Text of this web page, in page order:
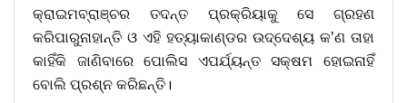
କ୍ରାଇମବ୍ରାଞ୍ଚର ତଦନ୍ତ ପ୍ରକ୍ରିୟାକୁ ସେ ଗ୍ରହଣ
କରିପାରୁନାହାନ୍ତି ଓ ଏହି ହତ୍ୟାକାଣ୍ଡର ଉଦ୍ଦେଶ୍ୟ କ’ଣ ତାହା
କାହିଁକି ଜାଣିବାରେ ପୋଲିସ ଏପର୍ଯ୍ୟନ୍ତ ସକ୍ଷମ ହୋଇନାହିଁ
ବୋଲି ପ୍ରଶ୍ନ କରିଛନ୍ତି।